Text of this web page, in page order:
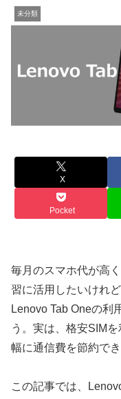
未分類
X
Pocket
毎月のスマホ代が高
習に活用したいけれ
Lenovo Tab Oneの利
う。実は、格安SIM
幅に通信費を節約でき
この記事では、